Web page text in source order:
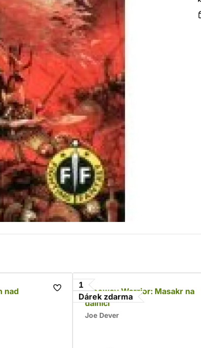
nad
1
Dárek zdarma
Freeway Warrior: Masakr na
dálnici
Joe Dever